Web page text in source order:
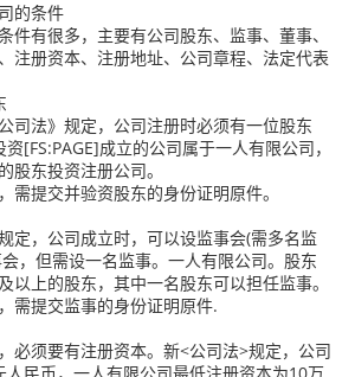
的条件
件有很多，主要有公司股东、监事、董事、
注册资本、注册地址、公司章程、法定代表
司法》规定，公司注册时必须有一位股东
[FS:PAGE]成立的公司属于一人有限公司，
股东投资注册公司。
需提交并验资股东的身份证明原件。
定，公司成立时，可以设监事会(需多名监
，但需设一名监事。一人有限公司。股东
以上的股东，其中一名股东可以担任监事。
需提交监事的身份证明原件.
必须要有注册资本。新<公司法>规定，公司